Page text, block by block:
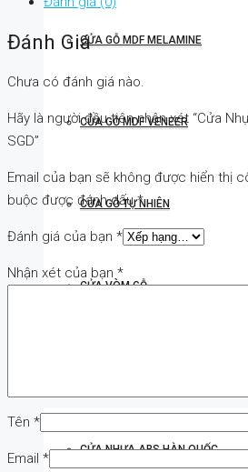
CỬA GỖ MDF MELAMINE
CỬA GỖ MDF VENEER
CỬA GỖ TỰ NHIÊN
CỬA VÒM GỖ
CỬA NHỰA ABS HÀN QUỐC
Đánh Giá
Chưa có đánh giá nào.
Hãy là người đầu tiên nhận xét “Cửa
SGD”
Email của bạn sẽ không được hiển thị
buộc được đánh dấu*
Đánh giá của bạn *
Nhận xét của bạn *
Tên *
Email *